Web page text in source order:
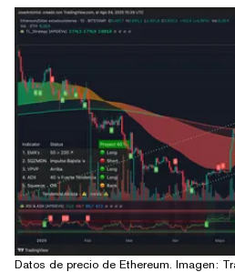
Datos de precio de Ethereum. Imagen: